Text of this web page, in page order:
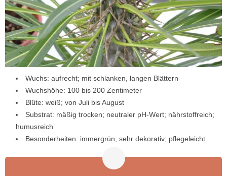
Wuchs: aufrecht; mit schlanken, langen Blättern
Wuchshöhe: 100 bis 200 Zentimeter
Blüte: weiß; von Juli bis August
Substrat: mäßig trocken; neutraler pH-Wert; nährstoffreich;
humusreich
Besonderheiten: immergrün; sehr dekorativ; pflegeleicht